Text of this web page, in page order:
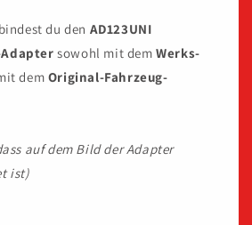
du den AD123UNI
Adapter sowohl mit demWerks-
dem Original-Fahrzeug-
auf dem Bild der Adapter
ist)